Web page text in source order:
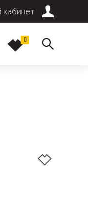
кабинет
0